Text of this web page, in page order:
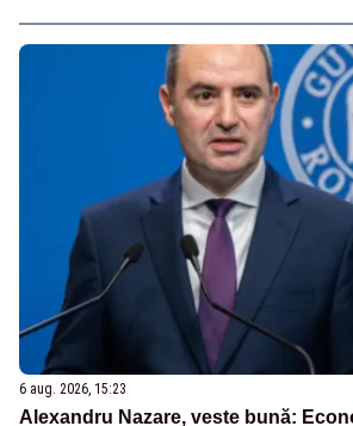
6 aug. 2026, 15:23
Alexandru Nazare, veste bună: